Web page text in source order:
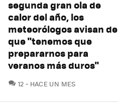
segunda gran ola de
calor del año, los
meteorólogos avisan de
que "tenemos que
prepararnos para
veranos más duros"
12 COMENTARIOS
HACE UN MES